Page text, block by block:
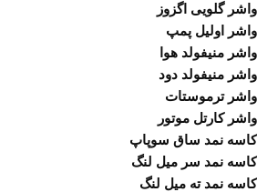
واشر گلویی اگزوز
واشر اولیل پمپ
واشر منیفولد هوا
واشر منیفولد دود
واشر ترموستات
واشر کارتل موتور
کاسه نمد ساق سوپاپ
کاسه نمد سر میل لنگ
کاسه نمد ته میل لنگ